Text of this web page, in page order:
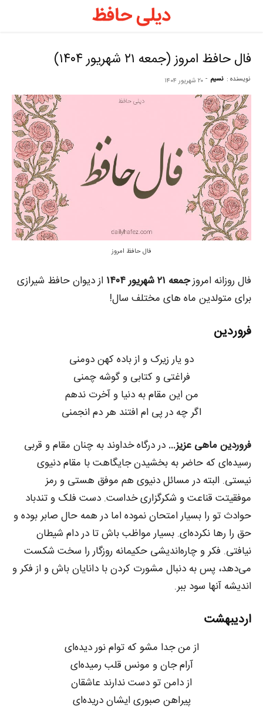
فال حافظ امروز (جمعه ۲۱ شهریور ۱۴۰۴)
نویسنده : نسیم - ۲۰ شهریور ۱۴۰۴
فال حافظ امروز
فال روزانه امروزجمعه ۲۱ شهریور ۱۴۰۴
از دیوان حافظ شیرازی
برای متولدین ماه های مختلف سال!
فروردین
دو یار زیرک و از باده کهن دومنی
فراغتی و کتابی و گوشه چمنی
من این مقام به دنیا و آخرت ندهم
اگر چه در پی ام افتند هر دم انجمنی
فروردین ماهی عزیز… در درگاه خداوند به چنان مقام و قربی
رسیده‌ای که حاضر به بخشیدن جایگاهت با مقام دنیوی
نیستی. البته در مسائل دنیوی هم موفق هستی و رمز
موفقیتت قناعت و شکرگزاری خداست. دست فلک و تندباد
حوادث تو را بسیار امتحان نموده اما در همه حال صابر بوده و
حق را رها نکرده‌ای. بسیار مواظب باش تا در دام شیطان
نیافتی. فکر و چاره‌اندیشی حکیمانه روزگار را سخت شکست
می‌دهد، پس به دنبال مشورت کردن با دانایان باش و از فکر و
اندیشه آنها سود ببر.
اردیبهشت
از من جدا مشو که توام نور دیده‌ای
آرام جان و مونس قلب رمیده‌ای
از دامن تو دست ندارند عاشقان
پیراهن صبوری ایشان دریده‌ای